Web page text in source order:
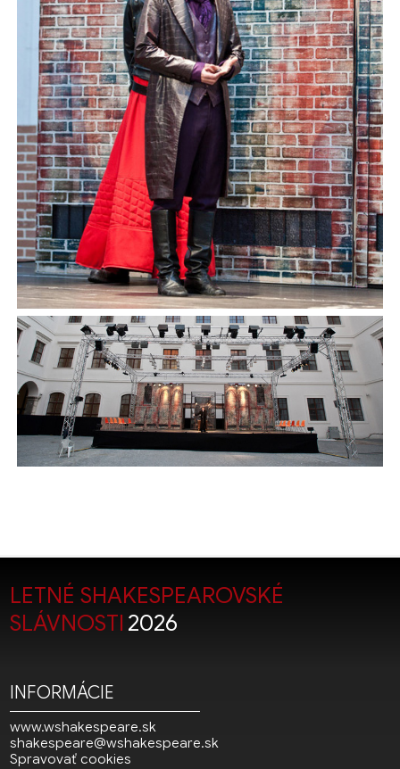
LETNÉ SHAKESPEAROVSKÉ
SLÁVNOSTI 2026
INFORMÁCIE
www.wshakespeare.sk
shakespeare@wshakespeare.sk
Spravovať cookies